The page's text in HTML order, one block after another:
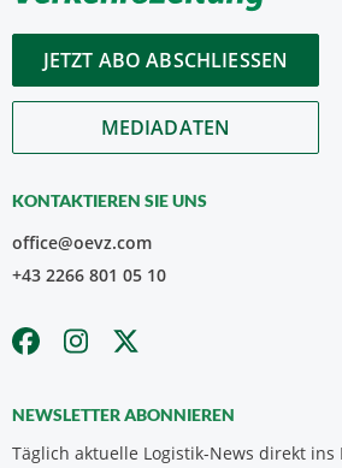
JETZT ABO ABSCHLIESSEN
MEDIADATEN
KONTAKTIEREN SIE UNS
office@oevz.com
+43 2266 801 05 10
NEWSLETTER ABONNIEREN
Täglich aktuelle Logistik-News direkt ins